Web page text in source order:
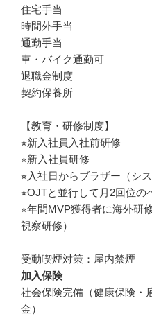
住宅手当
時間外手当
通勤手当
車・バイク通勤可
退職金制度
契約保養所
【教育・研修制度】
⭐︎新入社員入社前研修
⭐︎新入社員研修
⭐︎入社日からブラザー（シ
⭐︎OJTと並行して月2回位の
⭐︎年間MVP獲得者に海外研
視察研修）
受動喫煙対策：屋内禁煙
加入保険
社会保険完備（健康保険・
金）